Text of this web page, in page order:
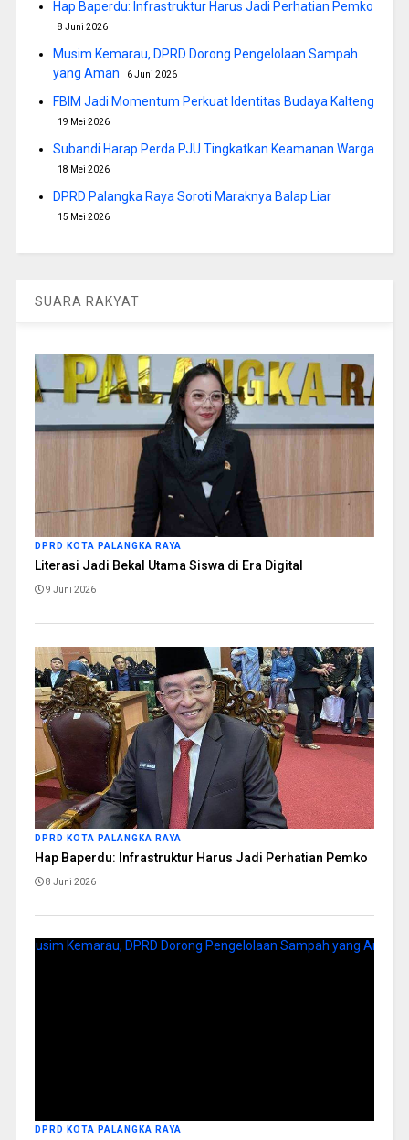
Hap Baperdu: Infrastruktur Harus Jadi Perhatian Pemko
8 Juni 2026
Musim Kemarau, DPRD Dorong Pengelolaan Sampah
yang Aman
6 Juni 2026
FBIM Jadi Momentum Perkuat Identitas Budaya Kalteng
19 Mei 2026
Subandi Harap Perda PJU Tingkatkan Keamanan Warga
18 Mei 2026
DPRD Palangka Raya Soroti Maraknya Balap Liar
15 Mei 2026
SUARA RAKYAT
DPRD KOTA PALANGKA RAYA
Literasi Jadi Bekal Utama Siswa di Era Digital
9 Juni 2026
DPRD KOTA PALANGKA RAYA
Hap Baperdu: Infrastruktur Harus Jadi Perhatian Pemko
8 Juni 2026
DPRD KOTA PALANGKA RAYA